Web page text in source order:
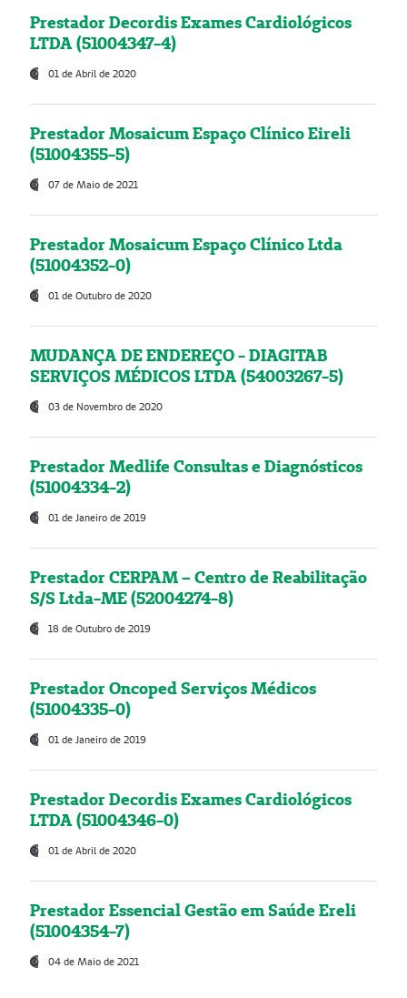
Prestador Decordis Exames Cardiológicos
LTDA (51004347-4)
01 de Abril de 2020
Prestador Mosaicum Espaço Clínico Eireli
(51004355-5)
07 de Maio de 2021
Prestador Mosaicum Espaço Clínico Ltda
(51004352-0)
01 de Outubro de 2020
MUDANÇA DE ENDEREÇO - DIAGITAB
SERVIÇOS MÉDICOS LTDA (54003267-5)
03 de Novembro de 2020
Prestador Medlife Consultas e Diagnósticos
(51004334-2)
01 de Janeiro de 2019
Prestador CERPAM – Centro de Reabilitação
S/S Ltda-ME (52004274-8)
18 de Outubro de 2019
Prestador Oncoped Serviços Médicos
(51004335-0)
01 de Janeiro de 2019
Prestador Decordis Exames Cardiológicos
LTDA (51004346-0)
01 de Abril de 2020
Prestador Essencial Gestão em Saúde Ereli
(51004354-7)
04 de Maio de 2021